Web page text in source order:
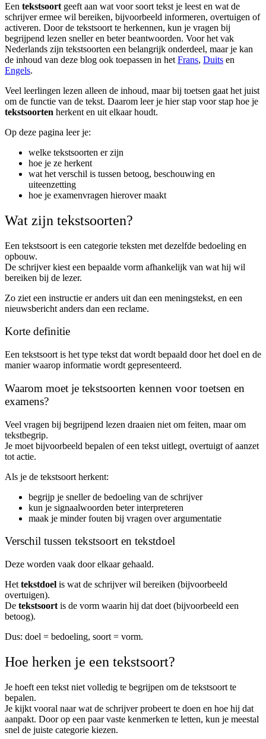
Een tekstsoort geeft aan wat voor soort tekst je leest en wat de
schrijver ermee wil bereiken, bijvoorbeeld informeren, overtuigen of
activeren. Door de tekstsoort te herkennen, kun je vragen bij
begrijpend lezen sneller en beter beantwoorden. Voor het vak
Nederlands zijn tekstsoorten een belangrijk onderdeel, maar je kan
de inhoud van deze blog ook toepassen in het Frans, Duits en
Engels.
Veel leerlingen lezen alleen de inhoud, maar bij toetsen gaat het juist
om de functie van de tekst. Daarom leer je hier stap voor stap hoe je
tekstsoorten herkent en uit elkaar houdt.
Op deze pagina leer je:
welke tekstsoorten er zijn
hoe je ze herkent
wat het verschil is tussen betoog, beschouwing en
uiteenzetting
hoe je examenvragen hierover maakt
Wat zijn tekstsoorten?
Een tekstsoort is een categorie teksten met dezelfde bedoeling en
opbouw.
De schrijver kiest een bepaalde vorm afhankelijk van wat hij wil
bereiken bij de lezer.
Zo ziet een instructie er anders uit dan een meningstekst, en een
nieuwsbericht anders dan een reclame.
Korte definitie
Een tekstsoort is het type tekst dat wordt bepaald door het doel en de
manier waarop informatie wordt gepresenteerd.
Waarom moet je tekstsoorten kennen voor toetsen en
examens?
Veel vragen bij begrijpend lezen draaien niet om feiten, maar om
tekstbegrip.
Je moet bijvoorbeeld bepalen of een tekst uitlegt, overtuigt of aanzet
tot actie.
Als je de tekstsoort herkent:
begrijp je sneller de bedoeling van de schrijver
kun je signaalwoorden beter interpreteren
maak je minder fouten bij vragen over argumentatie
Verschil tussen tekstsoort en tekstdoel
Deze worden vaak door elkaar gehaald.
Het tekstdoel is wat de schrijver wil bereiken (bijvoorbeeld
overtuigen).
De tekstsoort is de vorm waarin hij dat doet (bijvoorbeeld een
betoog).
Dus: doel = bedoeling, soort = vorm.
Hoe herken je een tekstsoort?
Je hoeft een tekst niet volledig te begrijpen om de tekstsoort te
bepalen.
Je kijkt vooral naar wat de schrijver probeert te doen en hoe hij dat
aanpakt. Door op een paar vaste kenmerken te letten, kun je meestal
snel de juiste categorie kiezen.